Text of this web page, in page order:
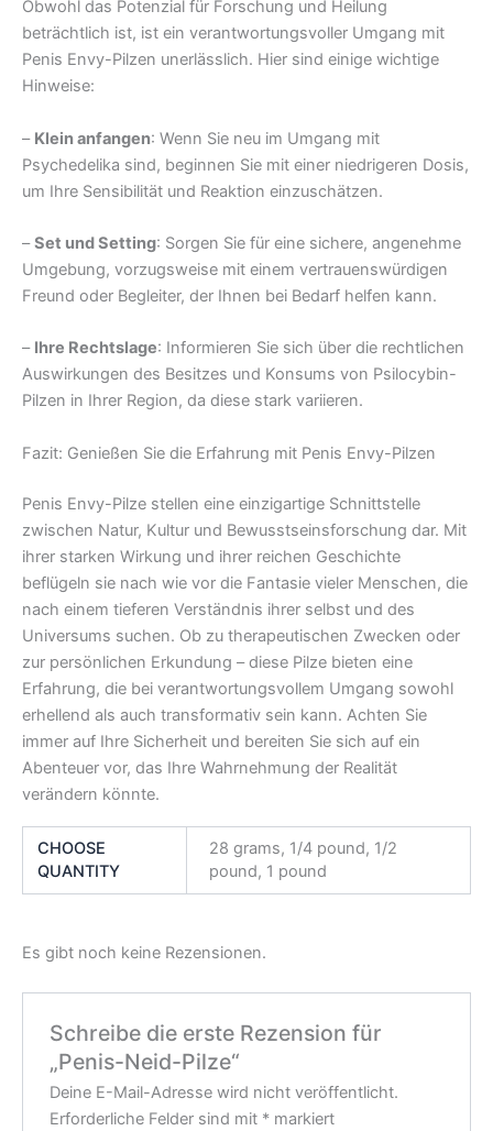
Obwohl das Potenzial für Forschung und Heilung
beträchtlich ist, ist ein verantwortungsvoller Umgang mit
Penis Envy-Pilzen unerlässlich. Hier sind einige wichtige
Hinweise:
– Klein anfangen: Wenn Sie neu im Umgang mit
Psychedelika sind, beginnen Sie mit einer niedrigeren Dosis,
um Ihre Sensibilität und Reaktion einzuschätzen.
–Set und Setting: Sorgen Sie für eine sichere, angenehme
Umgebung, vorzugsweise mit einem vertrauenswürdigen
Freund oder Begleiter, der Ihnen bei Bedarf helfen kann.
– Ihre Rechtslage: Informieren Sie sich über die rechtlichen
Auswirkungen des Besitzes und Konsums von Psilocybin-
Pilzen in Ihrer Region, da diese stark variieren.
Fazit: Genießen Sie die Erfahrung mit Penis Envy-Pilzen
Penis Envy-Pilze stellen eine einzigartige Schnittstelle
zwischen Natur, Kultur und Bewusstseinsforschung dar. Mit
ihrer starken Wirkung und ihrer reichen Geschichte
beflügeln sie nach wie vor die Fantasie vieler Menschen, die
nach einem tieferen Verständnis ihrer selbst und des
Universums suchen. Ob zu therapeutischen Zwecken oder
zur persönlichen Erkundung – diese Pilze bieten eine
Erfahrung, die bei verantwortungsvollem Umgang sowohl
erhellend als auch transformativ sein kann. Achten Sie
immer auf Ihre Sicherheit und bereiten Sie sich auf ein
Abenteuer vor, das Ihre Wahrnehmung der Realität
verändern könnte.
CHOOSE
QUANTITY
28 grams, 1/4 pound, 1/2
pound, 1 pound
Es gibt noch keine Rezensionen.
Schreibe die erste Rezension für
„Penis-Neid-Pilze“
Deine E-Mail-Adresse wird nicht veröffentlicht.
Erforderliche Felder sind mit * markiert